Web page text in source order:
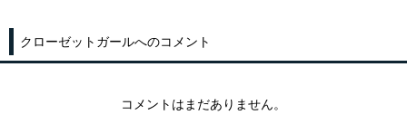
クローゼットガールへのコメント
コメントはまだありません。